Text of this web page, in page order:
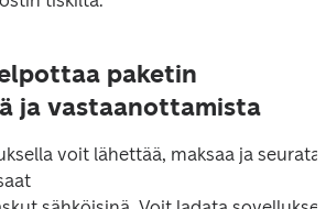
paketin
ja vastaanottamista
voit lähettää, maksaa ja seurata